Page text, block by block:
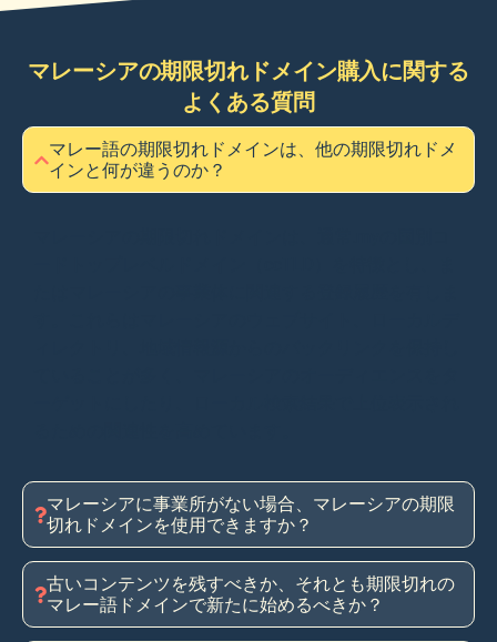
マレーシアの期限切れドメイン購入に関する
よくある質問
マレー語の期限切れドメインは、他の期限切れドメ
インと何が違うのか？
マレーシアに事業所がない場合、マレーシアの期限
切れドメインを使用できますか？
古いコンテンツを残すべきか、それとも期限切れの
マレー語ドメインで新たに始めるべきか？